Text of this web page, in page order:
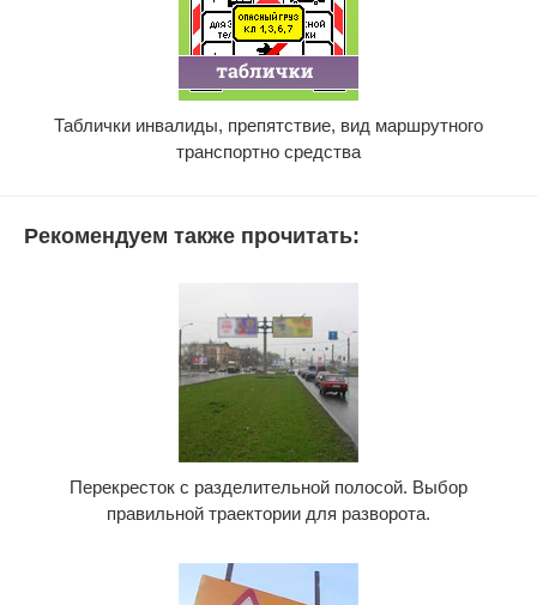
Таблички инвалиды, препятствие, вид маршрутного
транспортно средства
Рекомендуем также прочитать:
Перекресток с разделительной полосой. Выбор
правильной траектории для разворота.